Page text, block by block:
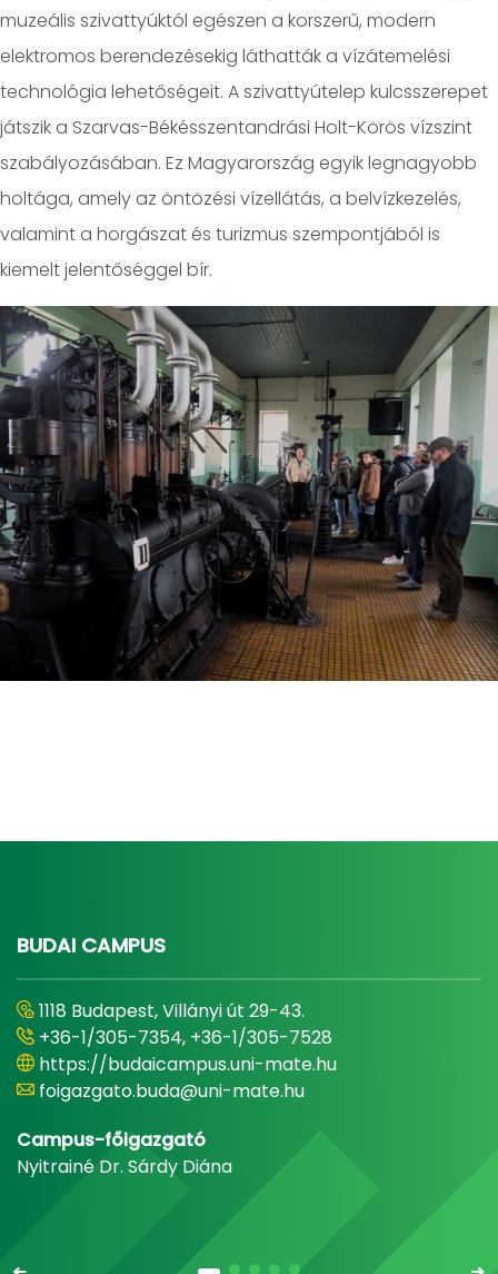
muzeális szivattyúktól egészen a korszerű, modern
elektromos berendezésekig láthatták a vízátemelési
technológia lehetőségeit. A szivattyútelep kulcsszerepet
játszik a Szarvas-Békésszentandrási Holt-Körös vízszint
szabályozásában. Ez Magyarország egyik legnagyobb
holtága, amely az öntözési vízellátás, a belvízkezelés,
valamint a horgászat és turizmus szempontjából is
kiemelt jelentőséggel bír.
BUDAI CAMPUS
1118 Budapest, Villányi út 29-43.
+36-1/305-7354, +36-1/305-7528
https://budaicampus.uni-mate.hu
foigazgato.buda@uni-mate.hu
Campus-főigazgató
Nyitrainé Dr. Sárdy Diána